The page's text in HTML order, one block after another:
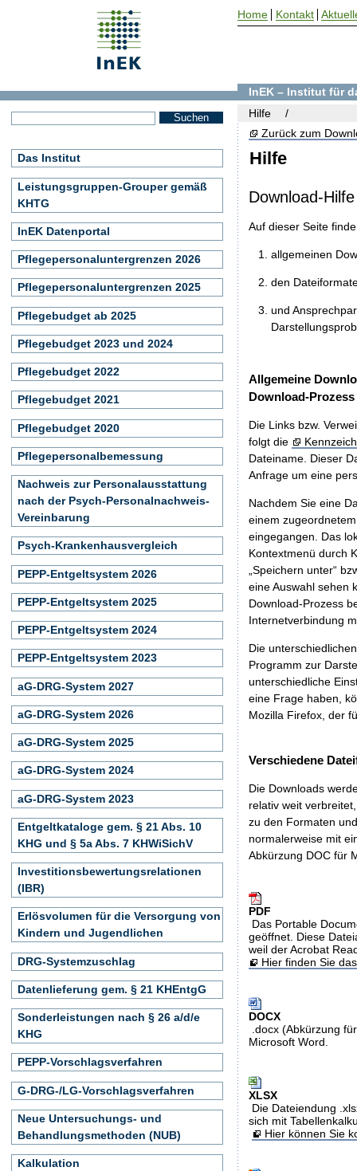
Hilfe
Zurück zum
Download-Hilfe
Auf dieser Seite
allgemeinen
den
und
Allgemeine
Download-Prozess
Die Links bzw.
folgt die
Dateiname. Dieser
Anfrage um eine
Nachdem Sie eine
einem
eingegangen. Das
Kontextmenü durch
„Speichern unter“
eine Auswahl sehen
Download-Prozess
Internetverbindung
Die
Programm zur
unterschiedliche
eine Frage haben,
Mozilla Firefox, der
Verschiedene
Die Downloads
relativ weit
zu den Formaten
normalerweise mit
Abkürzung DOC für
PDF
Das Portable
geöffnet. Diese
weil der Acrobat
Hier finden Sie
DOCX
.docx (Abkürzung
Microsoft Word.
XLSX
Die Dateiendung
sich mit
Hier können Sie
InEK – Institut für
Hilfe
Das Institut
Leistungsgruppen-Grouper gemäß
KHTG
InEK Datenportal
Pflegepersonaluntergrenzen 2026
Pflegepersonaluntergrenzen 2025
Pflegebudget ab 2025
Pflegebudget 2023 und 2024
Pflegebudget 2022
Pflegebudget 2021
Pflegebudget 2020
Pflegepersonalbemessung
Nachweis zur Personalausstattung
nach der Psych-Personalnachweis-
Vereinbarung
Psych-Krankenhausvergleich
PEPP-Entgeltsystem 2026
PEPP-Entgeltsystem 2025
PEPP-Entgeltsystem 2024
PEPP-Entgeltsystem 2023
aG-DRG-System 2027
aG-DRG-System 2026
aG-DRG-System 2025
aG-DRG-System 2024
aG-DRG-System 2023
Entgeltkataloge gem. § 21 Abs. 10
KHG und § 5a Abs. 7 KHWiSichV
Investitionsbewertungsrelationen
(IBR)
Erlösvolumen für die Versorgung von
Kindern und Jugendlichen
DRG-Systemzuschlag
Datenlieferung gem. § 21 KHEntgG
Sonderleistungen nach § 26 a/d/e
KHG
PEPP-Vorschlagsverfahren
G-DRG-/LG-Vorschlagsverfahren
Neue Untersuchungs- und
Behandlungsmethoden (NUB)
Kalkulation
Home Kontakt